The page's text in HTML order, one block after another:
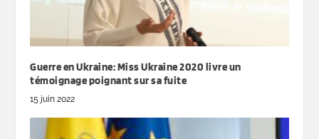
Guerre en Ukraine: Miss Ukraine 2020 livre un
témoignage poignant sur sa fuite
15 juin 2022